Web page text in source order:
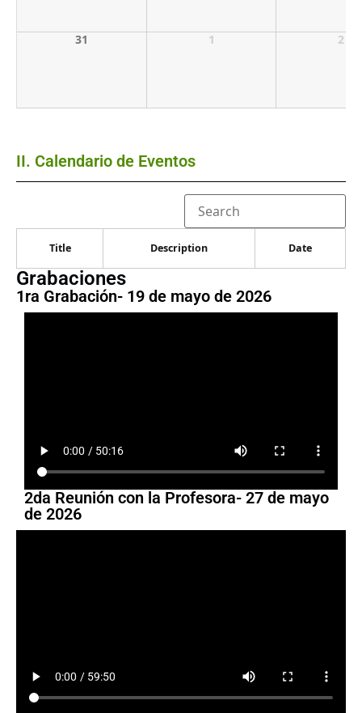
31 1 2
II. Calendario de Eventos
Search
Title Description Date
Grabaciones
1ra Grabación- 19 de mayo de 2026
2da Reunión con la Profesora- 27 de mayo
de 2026